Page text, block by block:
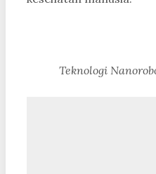
Teknologi